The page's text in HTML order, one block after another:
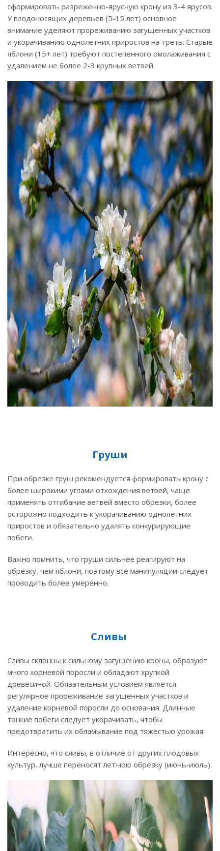
сформировать разреженно-ярусную крону из 3-4 ярусов.
У плодоносящих деревьев (5-15 лет) основное
внимание уделяют прореживанию загущенных участков
и укорачиванию однолетних приростов на треть. Старые
яблони (15+ лет) требуют постепенного омолаживания с
удалением не более 2-3 крупных ветвей.
Груши
При обрезке груш рекомендуется формировать крону с
более широкими углами отхождения ветвей, чаще
применять отгибание ветвей вместо обрезки, более
осторожно подходить к укорачиванию однолетних
приростов и обязательно удалять конкурирующие
побеги.
Важно помнить, что груши сильнее реагируют на
обрезку, чем яблони, поэтому все манипуляции следует
проводить более умеренно.
Сливы
Сливы склонны к сильному загущению кроны, образуют
много корневой поросли и обладают хрупкой
древесиной. Обязательным условием является
регулярное прореживание загущенных участков и
удаление корневой поросли до основания. Длинные
тонкие побеги следует укорачивать, чтобы
предотвратить их обламывание под тяжестью урожая.
Интересно, что сливы, в отличие от других плодовых
культур, лучше переносят летнюю обрезку (июнь-июль).